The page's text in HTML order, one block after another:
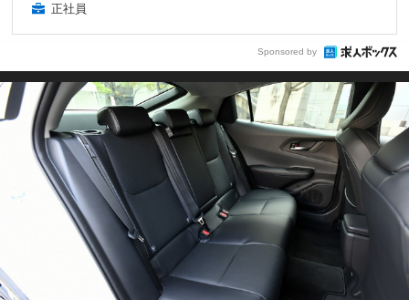
正社員
Sponsored by